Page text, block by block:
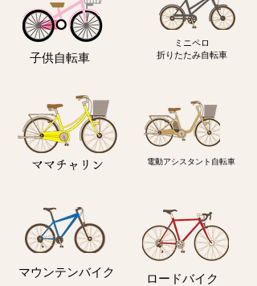
子供自転車
ミニペロ
​折りたたみ自転車
ママチャリン 電動アシスタント自転車
マウンテンバイク ロードバイク